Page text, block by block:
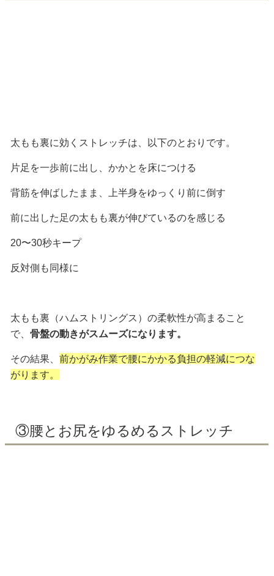
太もも裏に効くストレッチは、以下のとおりです。
片足を一歩前に出し、かかとを床につける
背筋を伸ばしたまま、上半身をゆっくり前に倒す
前に出した足の太もも裏が伸びているのを感じる
20〜30秒キープ
反対側も同様に
太もも裏（ハムストリングス）の柔軟性が高まること
で、 骨盤の動きがスムーズになります。
その結果、 前かがみ作業で腰にかかる負担の軽減につな
がります。
③腰とお尻をゆるめるストレッチ